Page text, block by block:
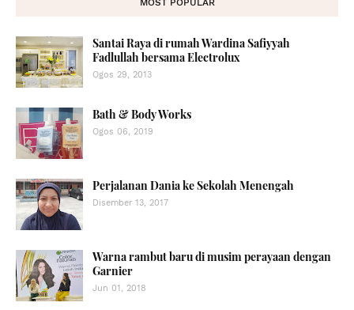
Santai Raya di rumah Wardina Safiyyah
Fadlullah bersama Electrolux
Ogos 29, 2013
Bath & Body Works
Ogos 06, 2019
Perjalanan Dania ke Sekolah Menengah
Disember 13, 2017
Warna rambut baru di musim perayaan dengan
Garnier
Jun 01, 2018